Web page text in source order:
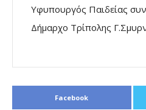
Υφυπουργός Παιδείας
Δήμαρχο Τρίπολης
Facebook